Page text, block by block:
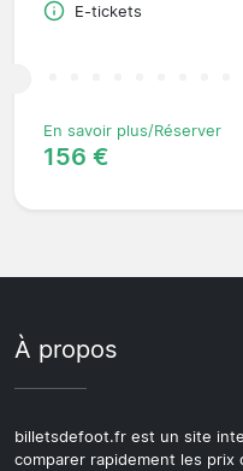
E-tickets
En savoir plus/Réserver
156 €
À propos
billetsdefoot.fr est un site
comparer rapidement les